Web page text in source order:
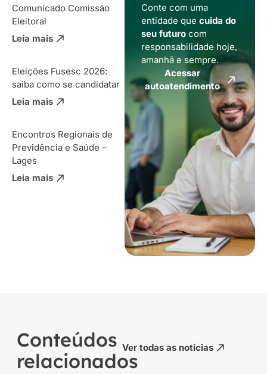
Comunicado Comissão
Eleitoral
Leia mais
Eleições Fusesc 2026:
saiba como se candidatar
Leia mais
Encontros Regionais de
Previdência e Saúde –
Lages
Leia mais
Conte com uma
entidade que cuida do
seu futurocom
responsabilidade hoje,
amanhã e sempre.
Acessar
autoatendimento
Conteúdos
relacionados
Ver todas as notícias